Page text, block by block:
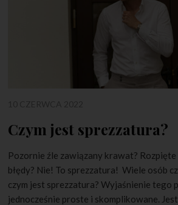
Czym jest sprezzatura?
Pozornie źle zawiązany krawat?
błędy? Nie! To sprezzatura! Wiele osób
czym jest sprezzatura? Wyjaśnienie tego
jednocześnie proste i skomplikowane.